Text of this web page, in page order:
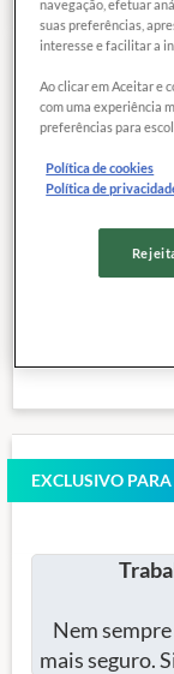
Exclusivo
associados
Tamanho da tela:
Resolução:
Outras
EXCLUSIVO
Nem
mais seguro.
navegação, efetuar
suas preferências,
interesse e facilitar a
Ao clicar em Aceitar e
com uma experiência
preferências para
Política de cookies
Política de